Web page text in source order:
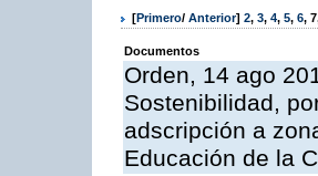
[Primero/ Anterior] 2, 3, 4, 5, 6, 7
Documentos
Orden, 14 ago
Sostenibilidad,
adscripción a
Educación de la